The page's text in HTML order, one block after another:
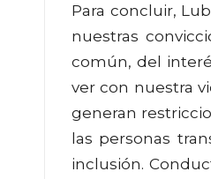
Para concluir,
nuestras
común, del
ver con nuestra
generan
las personas
inclusión.